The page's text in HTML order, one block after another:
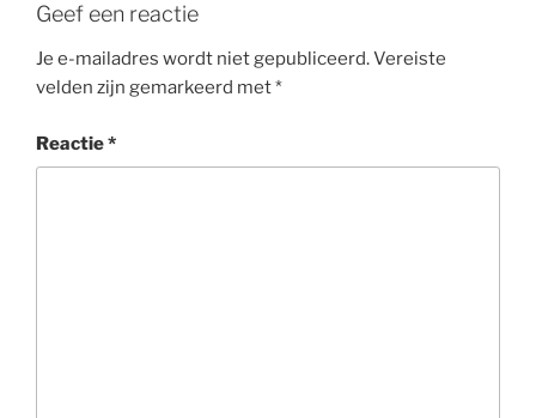
Geef een reactie
Je e-mailadres wordt niet gepubliceerd.Vereiste
velden zijn gemarkeerd met*
Reactie*